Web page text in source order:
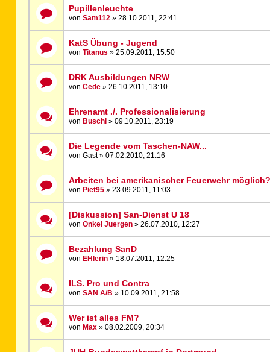
Pupillenleuchte
vonSam112 » 28.10.2011, 22:41
KatS Übung - Jugend
vonTitanus » 25.09.2011, 15:50
DRK Ausbildungen NRW
vonCede » 26.10.2011, 13:10
Ehrenamt ./. Professionalisierung
von Buschi » 09.10.2011, 23:19
Die Legende vom Taschen-NAW...
von Gast » 07.02.2010, 21:16
Arbeiten bei amerikanischer Feuerwehr möglich?
von Piet95 » 23.09.2011, 11:03
[Diskussion] San-Dienst U 18
vonOnkel Juergen » 26.07.2010, 12:27
Bezahlung SanD
von EHlerin » 18.07.2011, 12:25
ILS. Pro und Contra
vonSAN A/B » 10.09.2011, 21:58
Wer ist alles FM?
von Max » 08.02.2009, 20:34